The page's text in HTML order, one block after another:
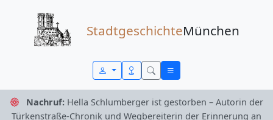
StadtgeschichteMünchen
Nachruf: Hella Schlumberger ist gestorben – Autorin der
Türkenstraße-Chronik und Wegbereiterin der Erinnerung an